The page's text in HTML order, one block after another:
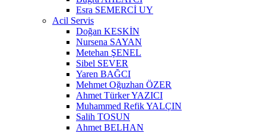
Esra SEMERCİ UY
Acil Servis
Doğan KESKİN
Nursena SAYAN
Metehan ŞENEL
Sibel SEVER
Yaren BAĞCI
Mehmet Oğuzhan ÖZER
Ahmet Türker YAZICI
Muhammed Refik YALÇIN
Salih TOSUN
Ahmet BELHAN